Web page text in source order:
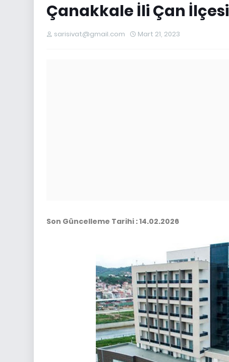
Çanakkale İli Çan
sarisivat@gmail.com Mart 21, 2023
Son Güncelleme Tarihi : 14.02.2026